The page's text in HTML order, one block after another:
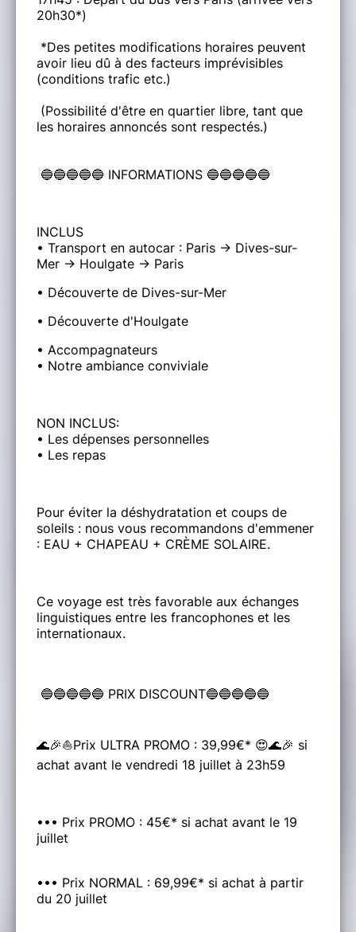
20h30*)
*Des petites modifications horaires peuvent
avoir lieu dû à des facteurs imprévisibles
(conditions trafic etc.)
(Possibilité d'être en quartier libre, tant que
les horaires annoncés sont respectés.)
🔵🔵🔵🔵🔵 INFORMATIONS 🔵🔵🔵🔵🔵
INCLUS
• Transport en autocar : Paris -> Dives-sur-
Mer -> Houlgate -> Paris
• Découverte de Dives-sur-Mer
• Découverte d'Houlgate
• Accompagnateurs
• Notre ambiance conviviale
NON INCLUS:
• Les dépenses personnelles
• Les repas
Pour éviter la déshydratation et coups de
soleils : nous vous recommandons d'emmener
: EAU + CHAPEAU + CRÈME SOLAIRE.
Ce voyage est très favorable aux échanges
linguistiques entre les francophones et les
internationaux.
🔵🔵🔵🔵🔵 PRIX DISCOUNT🔵🔵🔵🔵🔵
🌊🎉⛵Prix ULTRA PROMO : 39,99€* 😍🌊🎉 si
achat avant le vendredi 18 juillet à 23h59
••• Prix PROMO : 45€* si achat avant le 19
juillet
••• Prix NORMAL : 69,99€* si achat à partir
du 20 juillet